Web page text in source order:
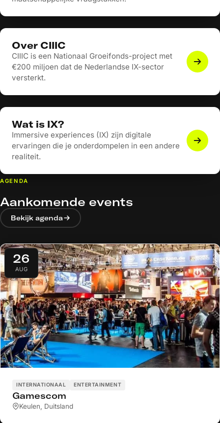
Over CIIIC
CIIIC is een Nationaal Groeifonds-project met
€200 miljoen dat de Nederlandse IX-sector
versterkt.
Wat is IX?
Immersive experiences (IX) zijn digitale
ervaringen die je onderdompelen in een andere
realiteit.
AGENDA
Aankomende events
Bekijk agenda
26
AUG
INTERNATIONAAL ENTERTAINMENT
Gamescom
Keulen, Duitsland